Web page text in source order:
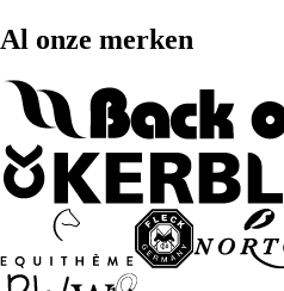
Al onze merken